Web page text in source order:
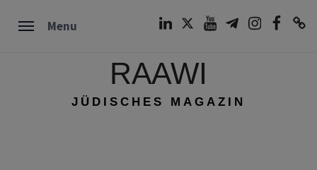
Menu
RAAWI
JÜDISCHES MAGAZIN